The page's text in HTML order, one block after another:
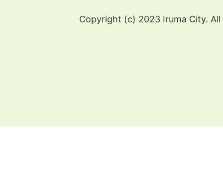
Copyright (c) 2023 Iruma City. All